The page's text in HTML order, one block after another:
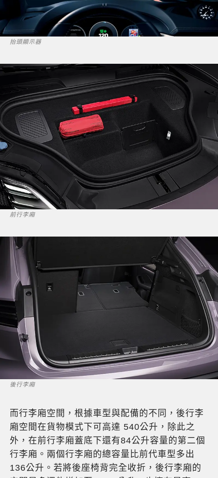
抬頭顯示器
前行李廂
後行李廂
而行李廂空間，根據車型與配備的不同，後行李
廂空間在貨物模式下可高達 540公升，除此之
外，在前行李廂蓋底下還有84公升容量的第二個
行李廂。兩個行李廂的總容量比前代車型多出
136公升。若將後座椅背完全收折，後行李廂的